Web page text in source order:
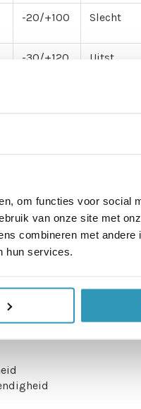
om functies voor social
van onze site met
combineren met andere
hun services.
-20/+100 Slecht
-30/+120 Uitst.
-40/+80 Matig
-30/+80